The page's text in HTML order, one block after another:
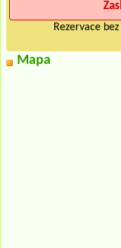
Rezervace
Mapa